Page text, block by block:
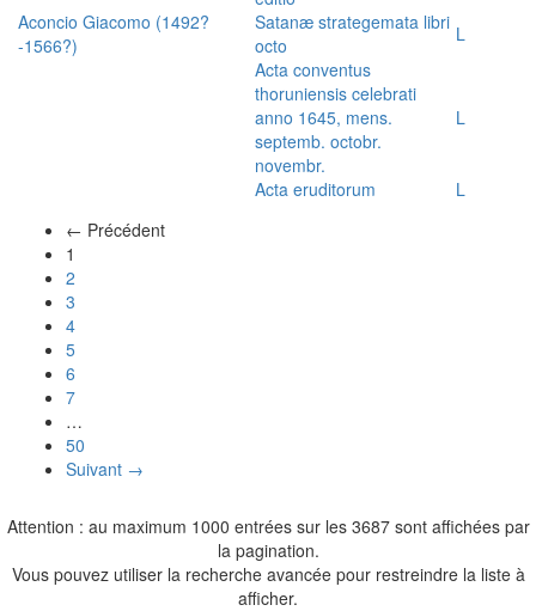
Aconcio Giacomo (1492?
-1566?)
Satanæ strategemata libri
octo
L
Acta conventus
thoruniensis celebrati
anno 1645, mens.
septemb. octobr.
novembr.
L
Acta eruditorum
L
← Précédent
1
2
3
4
5
6
7
…
50
Suivant →
Attention : au maximum 1000 entrées sur les 3687 sont affichées par
la pagination.
Vous pouvez utiliser la recherche avancée pour restreindre la liste à
afficher.